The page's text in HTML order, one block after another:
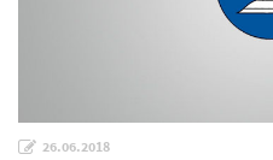
26.06.2018